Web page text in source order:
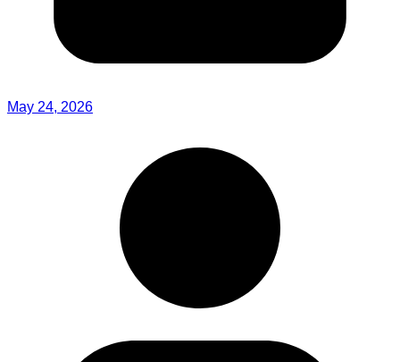
May 24, 2026